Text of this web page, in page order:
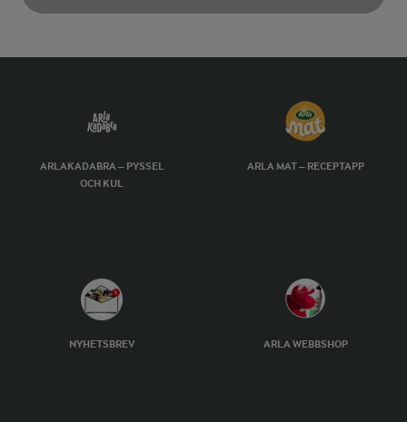
ARLAKADABRA – PYSSEL
OCH KUL
ARLA MAT – RECEPTAPP
NYHETSBREV ARLA WEBBSHOP